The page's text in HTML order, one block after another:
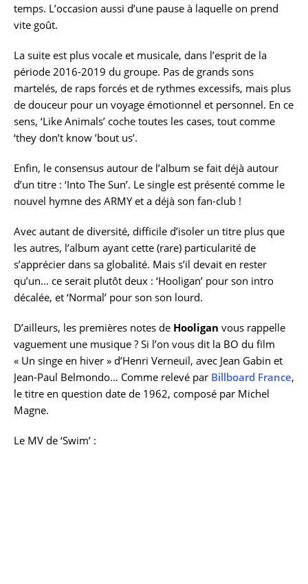
temps. L’occasion aussi d’une pause à laquelle on prend
vite goût.
La suite est plus vocale et musicale, dans l’esprit de la
période 2016-2019 du groupe. Pas de grands sons
martelés, de raps forcés et de rythmes excessifs, mais plus
de douceur pour un voyage émotionnel et personnel. En ce
sens, ‘Like Animals’ coche toutes les cases, tout comme
‘they don’t know ’bout us’.
Enfin, le consensus autour de l’album se fait déjà autour
d’un titre : ‘Into The Sun’. Le single est présenté comme le
nouvel hymne des ARMY et a déjà son fan-club !
Avec autant de diversité, difficile d’isoler un titre plus que
les autres, l’album ayant cette (rare) particularité de
s’apprécier dans sa globalité. Mais s’il devait en rester
qu’un… ce serait plutôt deux : ‘Hooligan’ pour son intro
décalée, et ‘Normal’ pour son son lourd.
D’ailleurs, les premières notes de Hooligan vous rappelle
vaguement une musique ? Si l’on vous dit la BO du film
« Un singe en hiver » d’Henri Verneuil, avec Jean Gabin et
Jean-Paul Belmondo… Comme relevé par Billboard France,
le titre en question date de 1962, composé par Michel
Magne.
Le MV de ‘Swim’ :